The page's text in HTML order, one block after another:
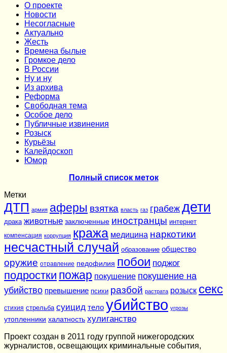
О проекте
Новости
Несогласные
Актуально
Жесть
Времена былые
Громкое дело
В России
Ну и ну
Из архива
Реформа
Cвободная тема
Особое дело
Публичные извинения
Розыск
Курьёзы
Калейдоскоп
Юмор
Полный список меток
Метки
ДТП армия аферы взятка власть газ грабеж дети
драка животные заключенные иностранцы интернет
компенсация коррупция кража медицина наркотики
несчастный случай образование общество
оружие отравление педофилия побои поджог
подростки пожар покушение покушение на
убийство превышение психи разбой растрата розыск секс
стихия стрельба суицид тело убийство угрозы
утопленники халатность хулиганство
Проект создан в 2011 году группой нижегородских
журналистов, освещающих криминальные события,